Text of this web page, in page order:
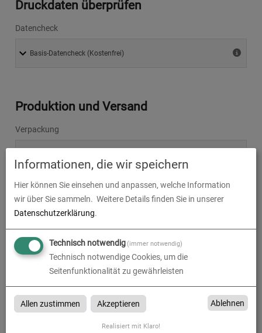
Druckdaten überprüfen
Datencheck
Produktion und Versand
Verpackung
Lieferzeit
Absenderadresse
Informationen, die wir speichern
Hier können Sie einsehen und anpassen, welche Information
wir über Sie sammeln. Weitere Details finden Sie in unserer
Datenschutzerklärung.
Technisch notwendig(immer notwendig)
Technisch notwendige Cookies, um die
Seitenfunktionalität zu gewährleisten
Allen zustimmen Akzeptieren Ablehnen
Realisiert mit Klaro!